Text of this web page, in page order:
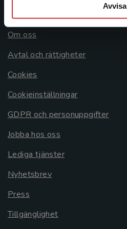
Avvisa
Om oss
Avtal och rättigheter
Cookies
Cookieinställningar
GDPR och personuppgifter
Jobba hos oss
Lediga tjänster
Nyhetsbrev
Press
Tillgänglighet